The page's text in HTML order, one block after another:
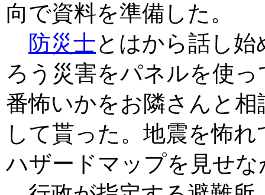
向で資料を準備した。
防災士とはから話し
ろう災害をパネルを使
番怖いかをお隣さんと
して貰った。地震を怖
ハザードマップを見せ